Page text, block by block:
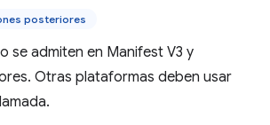
posteriores
se admiten en Manifest V3 y
Otras plataformas deben usar